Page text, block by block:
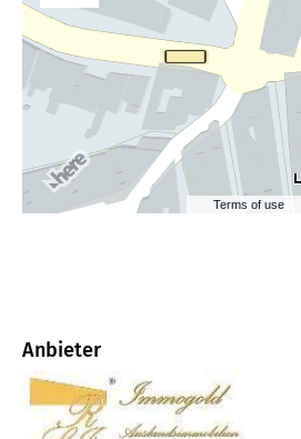
Terms of use
Anbieter